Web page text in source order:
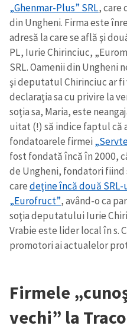
„Ghenmar-Plus” SRL, care
din Ungheni. Firma este
adresă la care se află şi
PL, Iurie Chirinciuc,
SRL. Oamenii din Ungheni
şi deputatul Chirinciuc ar fi
declaraţia sa cu privire la
soţia sa, Maria, este
uitat (!) să indice faptul că
fondatoarele firmei
fost fondată încă în 2000,
de Ungheni, fondatori fiind
caredeţine încă două
„Eurofruct”, având-o ca
soţia deputatului Iurie
Vrabie este lider local în s.
promotori ai actualelor
Firmele
vechi” la